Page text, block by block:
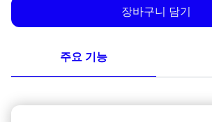
장바구니 담기
주요 기능